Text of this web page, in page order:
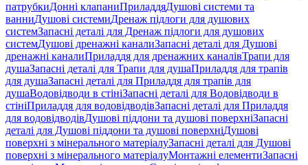
патрубкиДонні клапаниПриладдяДушові системи та
ванниДушові системиДренаж підлоги для душових
системЗапасні деталі для Дренаж підлоги для душових
системДушові дренажні каналиЗапасні деталі для Душові
дренажні каналиПриладдя для дренажних каналівТрапи для
душаЗапасні деталі для Трапи для душаПриладдя для трапів
для душаЗапасні деталі для Приладдя для трапів для
душаВодовідводи в стініЗапасні деталі для Водовідводи в
стініПриладдя для водовідводівЗапасні деталі для Приладдя
для водовідводівДушові піддони та душові поверхніЗапасні
деталі для Душові піддони та душові поверхніДушові
поверхні з мінерального матеріалуЗапасні деталі для Душові
поверхні з мінерального матеріалуМонтажні елементиЗапасні